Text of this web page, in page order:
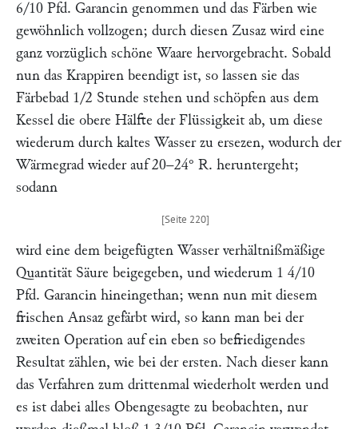
6/10 Pfd. Garancin genommen und das Färben wie
gewöhnlich vollzogen; durch diesen Zusaz wird eine
ganz vorzüglich schöne Waare hervorgebracht. Sobald
nun das Krappiren beendigt ist, so lassen sie das
Färbebad 1/2 Stunde stehen und schöpfen aus dem
Kessel die obere Hälfte der Flüssigkeit ab, um diese
wiederum durch kaltes Wasser zu ersezen, wodurch der
Wärmegrad wieder auf 20–24° R. heruntergeht;
sodann
wird eine dem beigefügten Wasser verhältnißmäßige
Quantität Säure beigegeben, und wiederum 1 4/10
Pfd. Garancin hineingethan; wenn nun mit diesem
frischen Ansaz gefärbt wird, so kann man bei der
zweiten Operation auf ein eben so befriedigendes
Resultat zählen, wie bei der ersten. Nach dieser kann
das Verfahren zum drittenmal wiederholt werden und
es ist dabei alles Obengesagte zu beobachten, nur